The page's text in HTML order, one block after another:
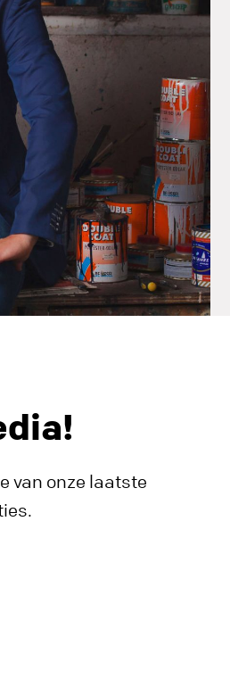
van onze laatste